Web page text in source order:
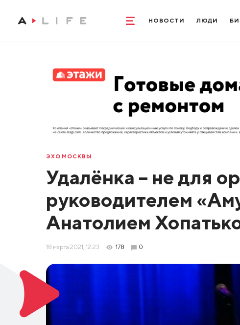
НОВОСТИ ЛЮДИ
ЭХО МОСКВЫ
Удалёнка – не для
руководителем
Анатолием
18 марта 2021, 12:23 178 0